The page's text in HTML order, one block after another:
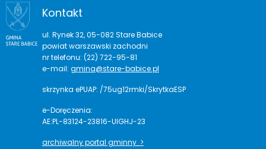
Kontakt
ul. Rynek 32, 05-082 Stare Babice
powiat warszawski zachodni
nr telefonu: (22) 722-95-81
e-mail: gmina@stare-babice.pl
skrzynka ePUAP: /75ug12rmki/SkrytkaESP
e-Doręczenia:
AE:PL-83124-23816-UIGHJ-23
archiwalny portal gminny >